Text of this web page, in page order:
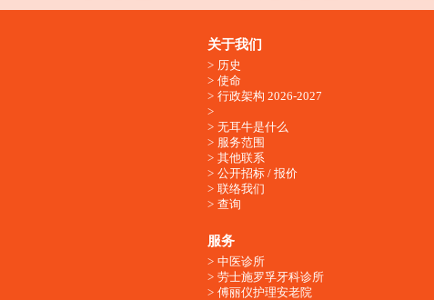
关于我们
历史
使命
行政架构 2026-2027
无耳牛是什么
服务范围
其他联系
公开招标 / 报价
联络我们
查询
服务
中医诊所
劳士施罗孚牙科诊所
傅丽仪护理安老院